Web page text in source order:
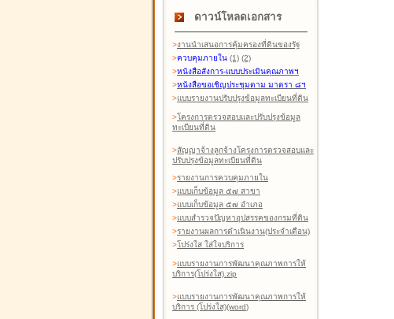
ดาวน์โหลดเอกสาร
>งานนำเสนอการคุ้มครองที่ดินของรัฐ
>ควบคุมภายใน (1) (2)
>หนังสือสังการ-แบบประเมินคุณภาพฯ
>หนังสือขอเชิญประชุมตาม มาตรา ๘ฯ
>แบบรายงานปรับปรุงข้อมูลทะเบียนที่ดิน
>โครงการตรวจสอบและปรับปรุงข้อมูล
ทะเบียนที่ดิน
>สัญญาจ้างลูกจ้างโครงการตรวจสอบและ
ปรับปรุงข้อมูลทะเบียนที่ดิน
>รายงานการควบคุมภายใน
>แบบเก็บข้อมูล ๕๗ สาขา
>แบบเก็บข้อมูล ๕๗ อำเภอ
>แบบสำรวจปัญหาอุปสรรคของกรมที่ดิน
>รายงานผลการดำเนินงาน(ประจำเดือน)
>โปร่งใส ใส่ใจบริการ
>แบบรายงานการพัฒนาคุณภาพการให้
บริการ(โปร่งใส).zip
>แบบรายงานการพัฒนาคุณภาพการให้
บริการ (โปร่งใส)(word)